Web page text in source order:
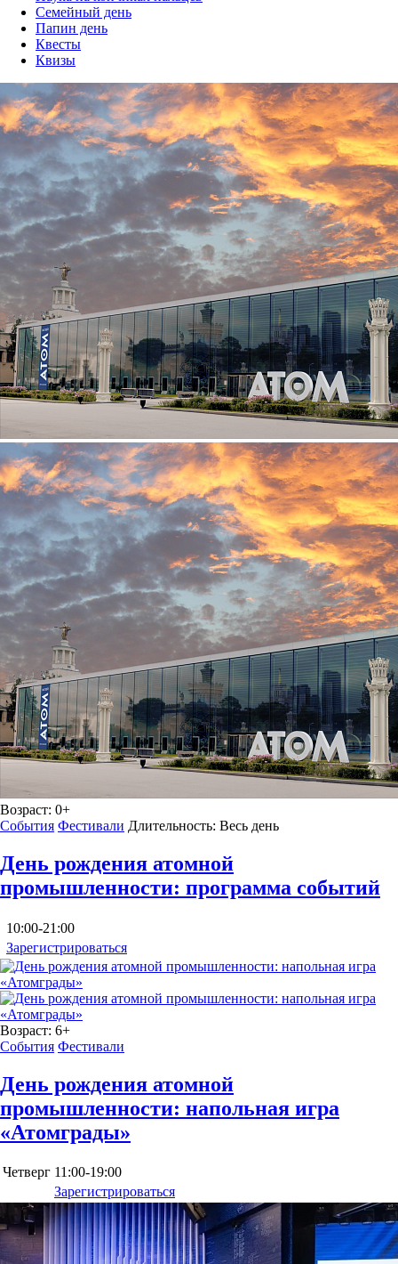
Семейный день
Папин день
Квесты
Квизы
Возраст: 0+
События Фестивали Длительность: Весь день
День рождения атомной
промышленности: программа событий
10:00-21:00
Зарегистрироваться
Возраст: 6+
События Фестивали
День рождения атомной
промышленности: напольная игра
«Атомграды»
Четверг 11:00-19:00
Зарегистрироваться